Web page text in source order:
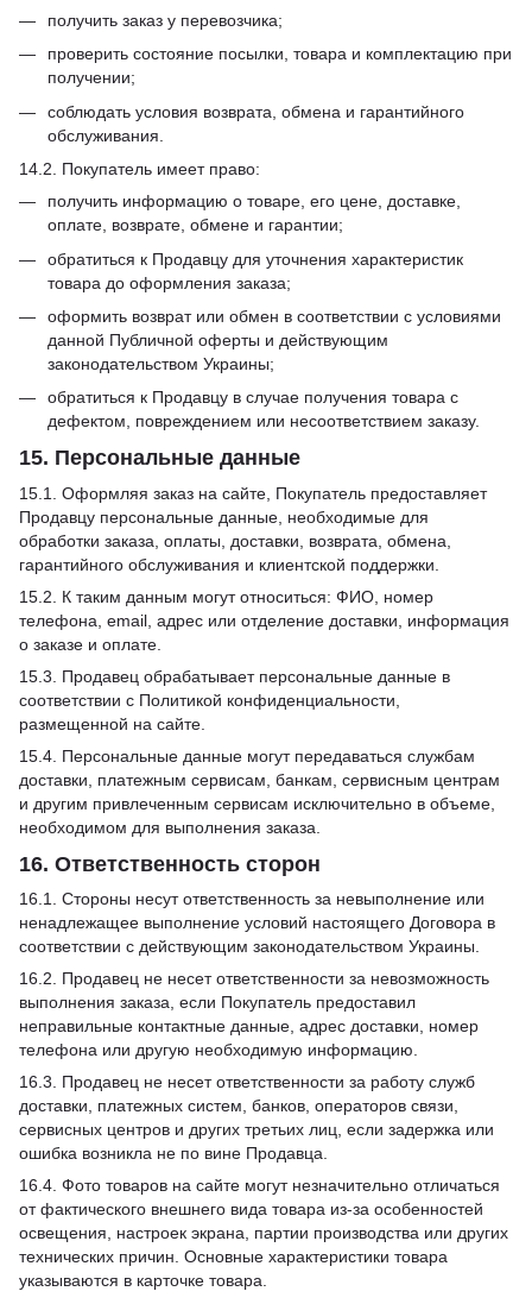
получить заказ у перевозчика;
проверить состояние посылки, товара и комплектацию при
получении;
соблюдать условия возврата, обмена и гарантийного
обслуживания.
14.2. Покупатель имеет право:
получить информацию о товаре, его цене, доставке,
оплате, возврате, обмене и гарантии;
обратиться к Продавцу для уточнения характеристик
товара до оформления заказа;
оформить возврат или обмен в соответствии с условиями
данной Публичной оферты и действующим
законодательством Украины;
обратиться к Продавцу в случае получения товара с
дефектом, повреждением или несоответствием заказу.
15. Персональные данные
15.1. Оформляя заказ на сайте, Покупатель предоставляет
Продавцу персональные данные, необходимые для
обработки заказа, оплаты, доставки, возврата, обмена,
гарантийного обслуживания и клиентской поддержки.
15.2. К таким данным могут относиться: ФИО, номер
телефона, email, адрес или отделение доставки, информация
о заказе и оплате.
15.3. Продавец обрабатывает персональные данные в
соответствии с Политикой конфиденциальности,
размещенной на сайте.
15.4. Персональные данные могут передаваться службам
доставки, платежным сервисам, банкам, сервисным центрам
и другим привлеченным сервисам исключительно в объеме,
необходимом для выполнения заказа.
16. Ответственность сторон
16.1. Стороны несут ответственность за невыполнение или
ненадлежащее выполнение условий настоящего Договора в
соответствии с действующим законодательством Украины.
16.2. Продавец не несет ответственности за невозможность
выполнения заказа, если Покупатель предоставил
неправильные контактные данные, адрес доставки, номер
телефона или другую необходимую информацию.
16.3. Продавец не несет ответственности за работу служб
доставки, платежных систем, банков, операторов связи,
сервисных центров и других третьих лиц, если задержка или
ошибка возникла не по вине Продавца.
16.4. Фото товаров на сайте могут незначительно отличаться
от фактического внешнего вида товара из-за особенностей
освещения, настроек экрана, партии производства или других
технических причин. Основные характеристики товара
указываются в карточке товара.